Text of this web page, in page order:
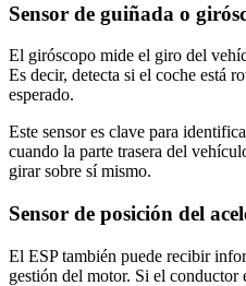
Sensor de guiñada o
El giróscopo mide el giro del
Es decir, detecta si el coche está
esperado.
Este sensor es clave para
cuando la parte trasera del
girar sobre sí mismo.
Sensor de posición del
El ESP también puede recibir
gestión del motor. Si el conductor